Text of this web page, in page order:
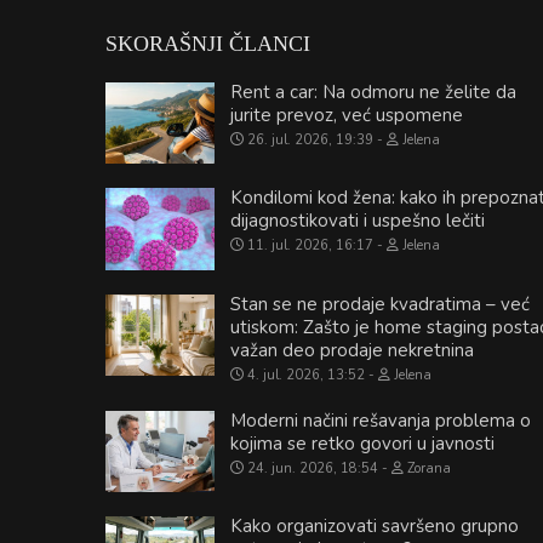
SKORAŠNJI ČLANCI
Rent a car: Na odmoru ne želite da
jurite prevoz, već uspomene
26. jul. 2026, 19:39 Jelena
Kondilomi kod žena: kako ih
dijagnostikovati i uspešno lečiti
11. jul. 2026, 16:17 Jelena
Stan se ne prodaje kvadratima – već
utiskom: Zašto je home staging
važan deo prodaje nekretnina
4. jul. 2026, 13:52 Jelena
Moderni načini rešavanja problema o
kojima se retko govori u javnosti
24. jun. 2026, 18:54 Zorana
Kako organizovati savršeno grupno